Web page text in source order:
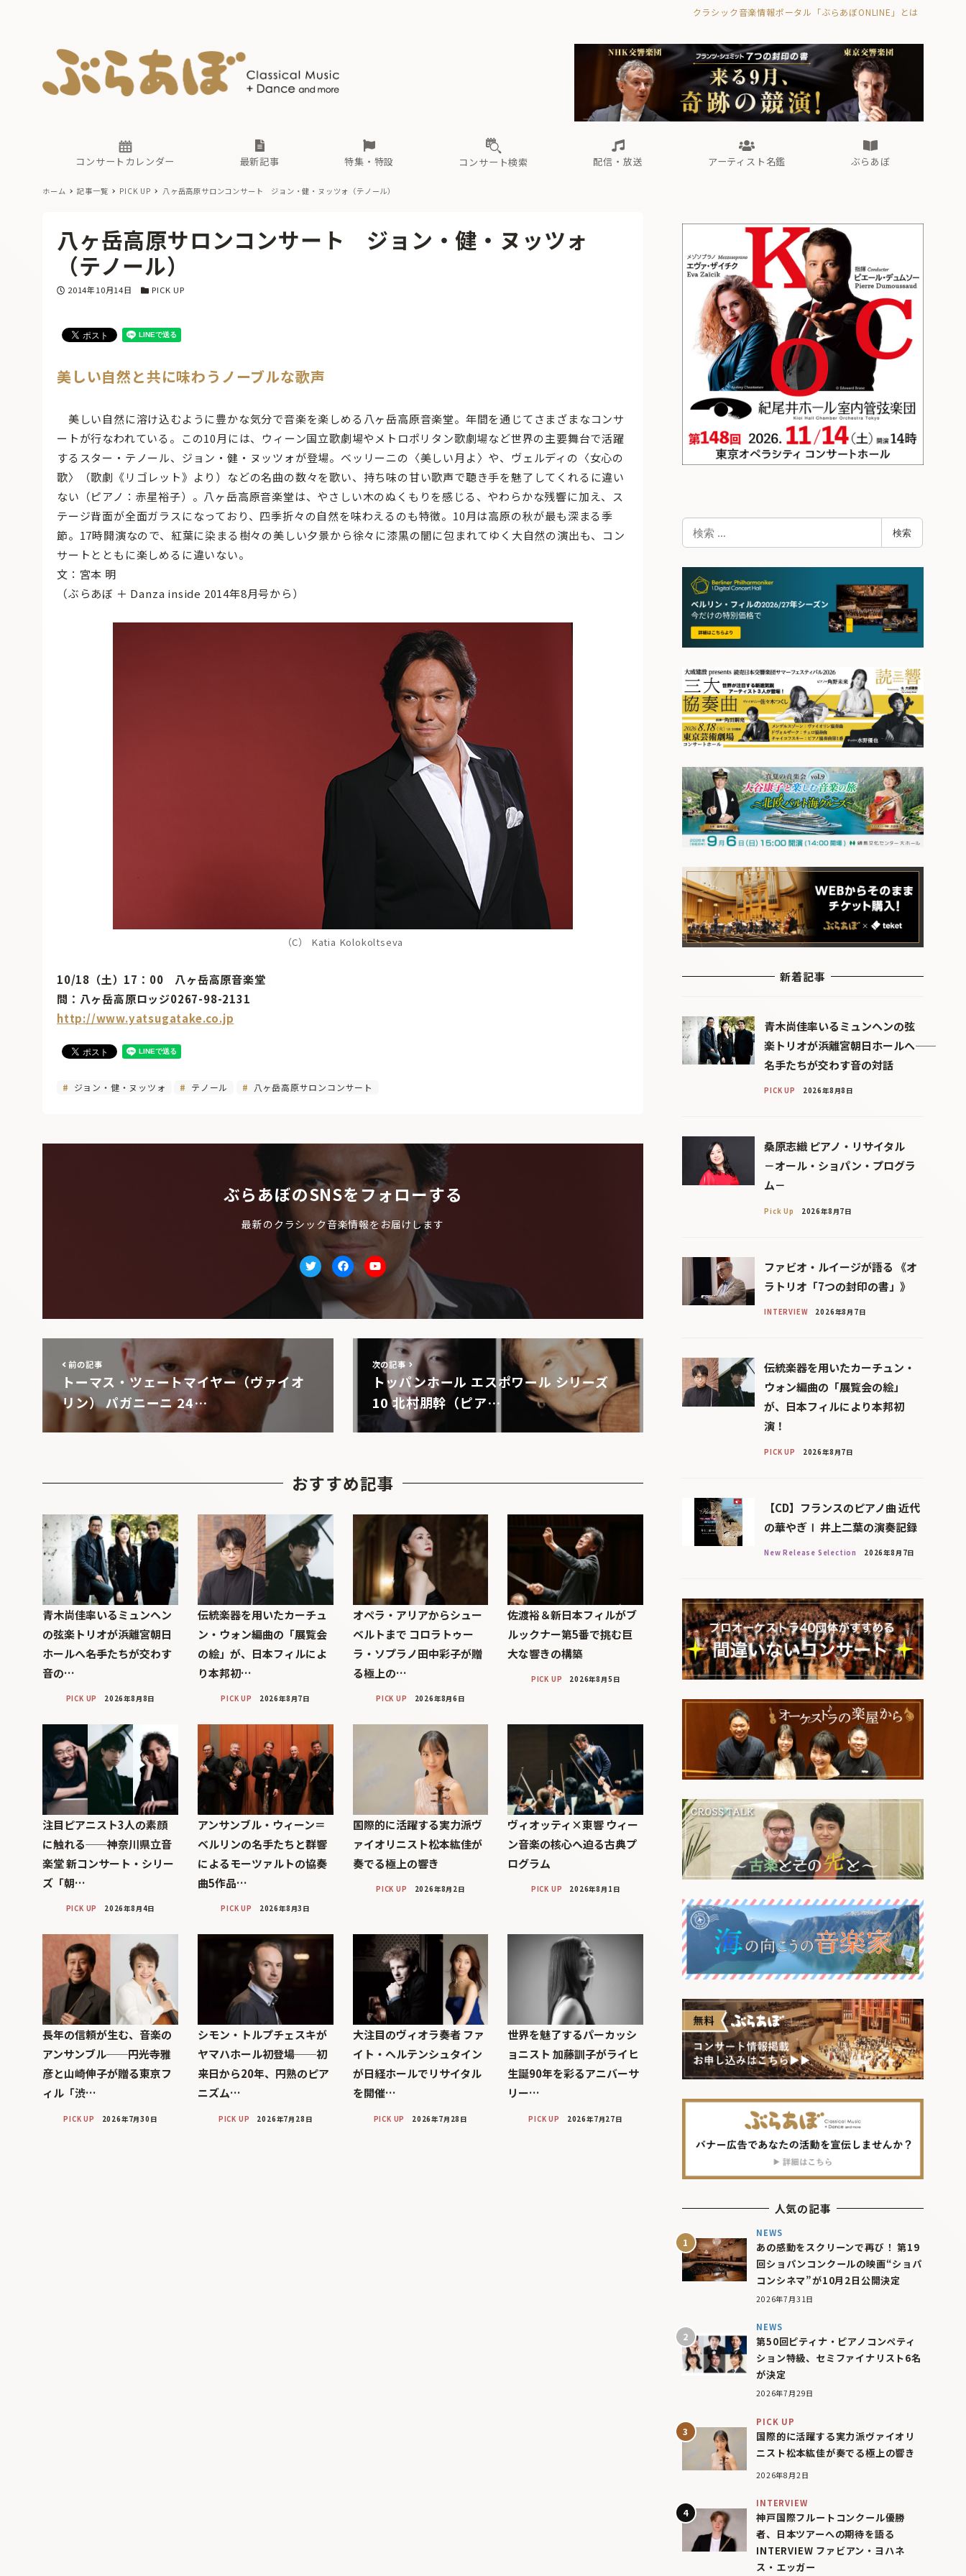
クラシック音楽情報ポータル「ぶらあぼONLINE」とは
コンサートカレンダー 最新記事
古楽とその先と オーケストラの楽屋から 海の向こうの音楽家 ぶらあぼブラス！
フォルテピアノ・オデッセイ
特集・特設
現場のプロが推す！間違いないオーケストラコンサート
過去の特集
コンサート検索 配信・放送
無料ライブ配信スケジュール 有料ライブ配信スケジュール
アーティスト名鑑
た な ま や ら
ぶらあぼ
古楽とその先と Aからの眺望 ぶらあぼブラス！
フォルテピアノ・オデッセイ
無料ライブ配信スケジュール
あ か さ
ホーム 記事一覧 PICK UP 八ヶ岳高原サロンコンサート ジョン・健・ヌッツォ（テノール）
八ヶ岳高原サロンコンサート ジョン・健・ヌッツォ
（テノール）
投稿日
2014年10月14日 カテゴリー
PICK UP
美しい自然と共に味わうノーブルな歌声
美しい自然に溶け込むように豊かな気分で音楽を楽しめる八ヶ岳高原音楽堂。年間を通じてさまざまなコンサ
ートが行なわれている。この10月には、ウィーン国立歌劇場やメトロポリタン歌劇場など世界の主要舞台で活躍
するスター・テノール、ジョン・健・ヌッツォが登場。ベッリーニの〈美しい月よ〉や、ヴェルディの〈女心の
歌〉（歌劇《リゴレット》より）などの名曲の数々を歌い、持ち味の甘い歌声で聴き手を魅了してくれるに違い
ない（ピアノ：赤星裕子）。八ヶ岳高原音楽堂は、やさしい木のぬくもりを感じる、やわらかな残響に加え、ス
テージ背面が全面ガラスになっており、四季折々の自然を味わえるのも特徴。10月は高原の秋が最も深まる季
節。17時開演なので、紅葉に染まる樹々の美しい夕景から徐々に漆黒の闇に包まれてゆく大自然の演出も、コン
サートとともに楽しめるに違いない。
文：宮本 明
（ぶらあぼ ＋ Danza inside 2014年8月号から）
（C） Katia Kolokoltseva
10/18（土）17：00 八ヶ岳高原音楽堂
問：八ヶ岳高原ロッジ0267-98-2131
http://www.yatsugatake.co.jp
ジョン・健・ヌッツォ テノール 八ヶ岳高原サロンコンサート
ぶらあぼのSNSをフォローする
最新のクラシック音楽情報をお届けします
TwitterfacebookYoutube
前の記事
トーマス・ツェートマイヤー（ヴァイオ
リン） パガニーニ 24…
次の記事
トッパンホール エスポワール シリーズ
10 北村朋幹（ピア…
おすすめ記事
青木尚佳率いるミュンヘン
の弦楽トリオが浜離宮朝日
ホールへ――名手たちが交わす
音の…
PICK UP 2026年8月8日
伝統楽器を用いたカーチュ
ン・ウォン編曲の「展覧会
の絵」が、日本フィルによ
り本邦初…
PICK UP 2026年8月7日
オペラ・アリアからシュー
ベルトまで コロラトゥー
ラ・ソプラノ田中彩子が贈
る極上の…
PICK UP 2026年8月6日
佐渡裕＆新日本フィルがブ
ルックナー第5番で挑む巨
大な響きの構築
PICK UP 2026年8月5日
注目ピアニスト3人の素顔
に触れる──神奈川県立音
楽堂 新コンサート・シリー
ズ「朝…
PICK UP 2026年8月4日
アンサンブル・ウィーン＝
ベルリンの名手たちと群響
によるモーツァルトの協奏
曲5作品…
PICK UP 2026年8月3日
国際的に活躍する実力派ヴ
ァイオリニスト松本紘佳が
奏でる極上の響き
PICK UP 2026年8月2日
ヴィオッティ×東響 ウィー
ン音楽の核心へ迫る古典プ
ログラム
PICK UP 2026年8月1日
長年の信頼が生む、音楽の
アンサンブル──円光寺雅
彦と山崎伸子が贈る東京フ
ィル「渋…
PICK UP 2026年7月30日
シモン・トルプチェスキが
ヤマハホール初登場──初
来日から20年、円熟のピア
ニズム…
PICK UP 2026年7月28日
大注目のヴィオラ奏者 ファ
イト・ヘルテンシュタイン
が日経ホールでリサイタル
を開催…
PICK UP 2026年7月28日
世界を魅了するパーカッシ
ョニスト 加藤訓子がライヒ
生誕90年を彩るアニバーサ
リー…
PICK UP 2026年7月27日
検
索
検索
新着記事
青木尚佳率いるミュンヘンの弦
楽トリオが浜離宮朝日ホールへ――
名手たちが交わす音の対話
PICK UP 2026年8月8日
桑原志織 ピアノ・リサイタル
－オール・ショパン・プログラ
ム－
Pick Up 2026年8月7日
ファビオ・ルイージが語る 《オ
ラトリオ「7つの封印の書」》
INTERVIEW 2026年8月7日
伝統楽器を用いたカーチュン・
ウォン編曲の「展覧会の絵」
が、日本フィルにより本邦初
演！
PICK UP 2026年8月7日
【CD】フランスのピアノ曲 近代
の華やぎⅠ 井上二葉の演奏記録
New Release Selection 2026年8月7日
人気の記事
NEWS
あの感動をスクリーンで再び！ 第19
回ショパンコンクールの映画“ショパ
コンシネマ”が10月2日公開決定
2026年7月31日
NEWS
第50回ピティナ・ピアノコンペティ
ション特級、セミファイナリスト6名
が決定
2026年7月29日
PICK UP
国際的に活躍する実力派ヴァイオリ
ニスト松本紘佳が奏でる極上の響き
2026年8月2日
INTERVIEW
神戸国際フルートコンクール優勝
者、日本ツアーへの期待を語る
INTERVIEW ファビアン・ヨハネ
ス・エッガー